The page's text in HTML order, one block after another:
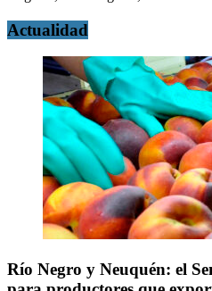
Actualidad
Río Negro y Neuquén: el